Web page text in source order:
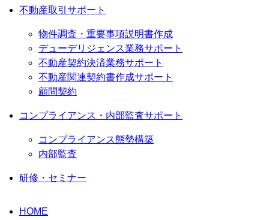
不動産取引サポート
物件調査・重要事項説明書作成
デューデリジェンス業務サポート
不動産契約決済業務サポート
不動産関連契約書作成サポート
顧問契約
コンプライアンス・内部監査サポート
コンプライアンス態勢構築
内部監査
研修・セミナー
HOME